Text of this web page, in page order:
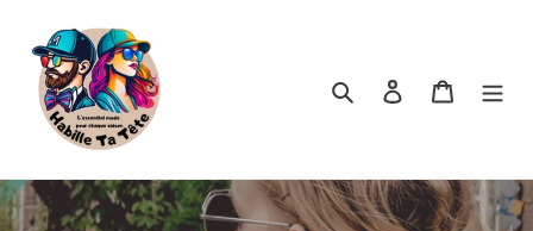
contenu
Rechercher
Se Panier